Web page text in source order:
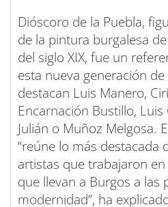
Dióscoro de la Puebla,
de la pintura burgalesa
del siglo XIX, fue un
esta nueva generación
destacan Luis Manero,
Encarnación Bustillo,
Julián o Muñoz Melgosa.
“reúne lo más destacada
artistas que trabajaron
que llevan a Burgos a las
modernidad”, ha